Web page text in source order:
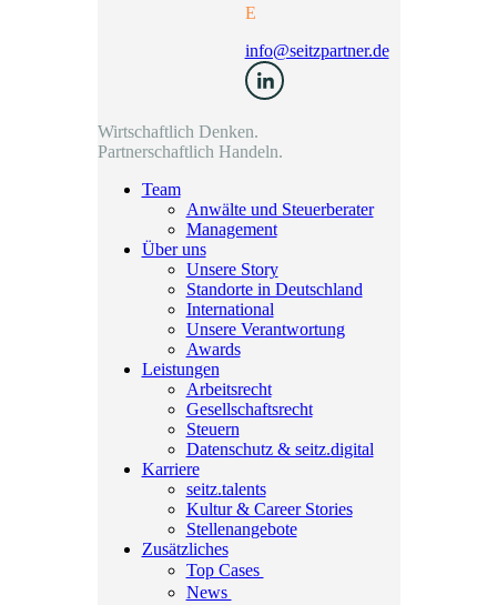
E
info@seitzpartner.de
Wirtschaftlich Denken.
Partnerschaftlich Handeln.
Team
Anwälte und Steuerberater
Management
Über uns
Unsere Story
Standorte in Deutschland
International
Unsere Verantwortung
Awards
Leistungen
Arbeitsrecht
Gesellschaftsrecht
Steuern
Datenschutz & seitz.digital
Karriere
seitz.talents
Kultur & Career Stories
Stellenangebote
Zusätzliches
Top Cases
News